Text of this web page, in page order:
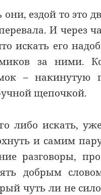
они, ездой то это
И через
искать его
за ними.
– накинутую
щепочкой.
либо искать,
и самим
разговоры,
добрым
чуть ли не